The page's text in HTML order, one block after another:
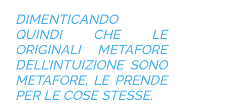
DIMENTICANDO
QUINDI CHE LE
ORIGINALI METAFORE
DELL’INTUIZIONE SONO
METAFORE, LE PRENDE
PER LE COSE STESSE.